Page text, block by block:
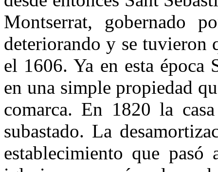
Montserrat, gobernado
deteriorando y se tuvieron
el 1606. Ya en esta época
en una simple propiedad
comarca. En 1820 la
subastado. La
establecimiento que pasó